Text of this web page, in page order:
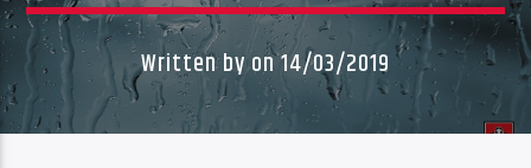
Written byon 14/03/2019